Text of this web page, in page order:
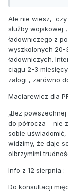
Ale nie wiesz,
służby wojskowej
ładowniczego z
wyszkolonych 20-
ładowniczych.
ciągu 2-3
załogi , zarówno
Maciarewicz dla
„Bez
do półrocza – nie
sobie
widzimy, że daje
olbrzymimi
Info z 12 sierpnia :
Do konsultacji